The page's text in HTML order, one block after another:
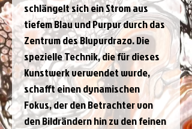
schlängelt sich ein Strom aus
tiefem Blau und Purpur durch das
Zentrum des Blupurdrazo. Die
spezielle Technik, die für dieses
Kunstwerk verwendet wurde,
schafft einen dynamischen
Fokus, der den Betrachter von
den Bildrändern hin zu den feinen